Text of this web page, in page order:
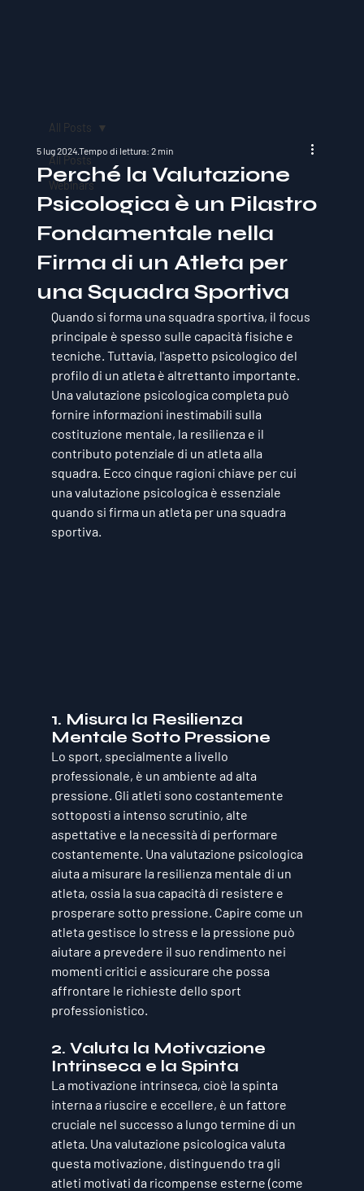
All Posts
Webinars
All Posts
Perché la Valutazione
Psicologica è un Pilastro
Fondamentale nella
Firma di un Atleta per
una Squadra Sportiva
5 lug 2024Tempo di lettura: 2 min
Quando si forma una squadra sportiva, il focus
principale è spesso sulle capacità fisiche e
tecniche. Tuttavia, l'aspetto psicologico del
profilo di un atleta è altrettanto importante.
Una valutazione psicologica completa può
fornire informazioni inestimabili sulla
costituzione mentale, la resilienza e il
contributo potenziale di un atleta alla
squadra. Ecco cinque ragioni chiave per cui
una valutazione psicologica è essenziale
quando si firma un atleta per una squadra
sportiva.
1. Misura la Resilienza
Mentale Sotto Pressione
Lo sport, specialmente a livello
professionale, è un ambiente ad alta
pressione. Gli atleti sono costantemente
sottoposti a intenso scrutinio, alte
aspettative e la necessità di performare
costantemente. Una valutazione psicologica
aiuta a misurare la resilienza mentale di un
atleta, ossia la sua capacità di resistere e
prosperare sotto pressione. Capire come un
atleta gestisce lo stress e la pressione può
aiutare a prevedere il suo rendimento nei
momenti critici e assicurare che possa
affrontare le richieste dello sport
professionistico.
2. Valuta la Motivazione
Intrinseca e la Spinta
La motivazione intrinseca, cioè la spinta
interna a riuscire e eccellere, è un fattore
cruciale nel successo a lungo termine di un
atleta. Una valutazione psicologica valuta
questa motivazione, distinguendo tra gli
atleti motivati da ricompense esterne (come